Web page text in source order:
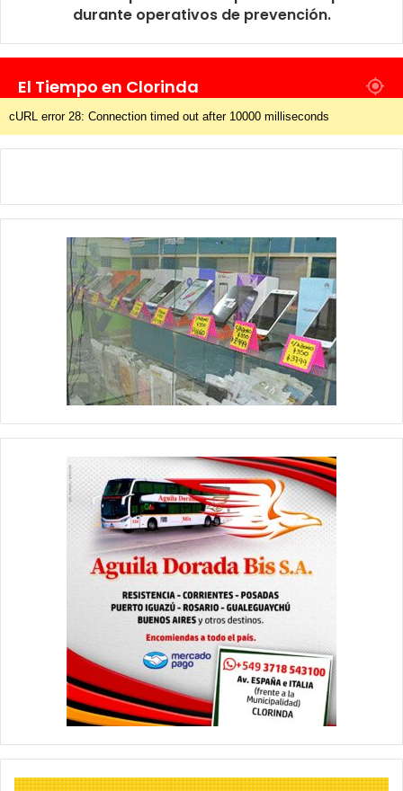
durante operativos de prevención.
El Tiempo en Clorinda
cURL error 28: Connection timed out after 10000 milliseconds